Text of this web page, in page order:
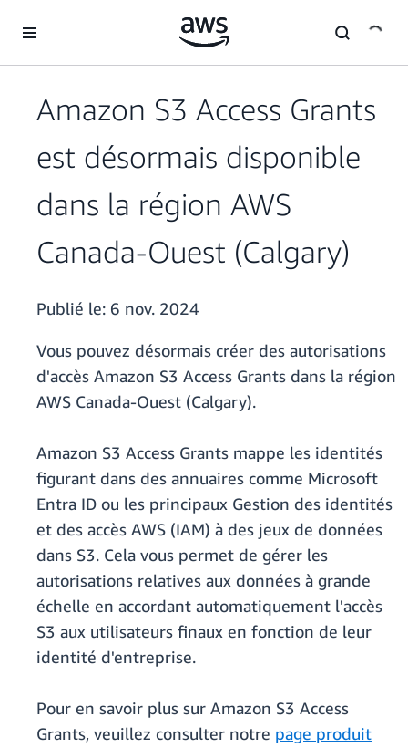
Amazon S3 Access Grants
est désormais disponible
dans la région AWS
Canada-Ouest (Calgary)
Publié le: 6 nov. 2024
Vous pouvez désormais créer des autorisations
d'accès Amazon S3 Access Grants dans la région
AWS Canada-Ouest (Calgary).
Amazon S3 Access Grants mappe les identités
figurant dans des annuaires comme Microsoft
Entra ID ou les principaux Gestion des identités
et des accès AWS (IAM) à des jeux de données
dans S3. Cela vous permet de gérer les
autorisations relatives aux données à grande
échelle en accordant automatiquement l'accès
S3 aux utilisateurs finaux en fonction de leur
identité d'entreprise.
Pour en savoir plus sur Amazon S3 Access
Grants, veuillez consulter notre page produit